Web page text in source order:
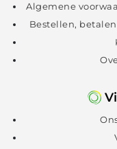
Algemene
Bestellen,